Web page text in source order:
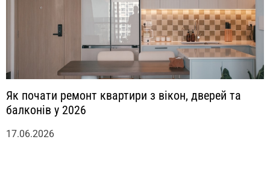
Як почати ремонт квартири з вікон, дверей та
балконів у 2026
17.06.2026